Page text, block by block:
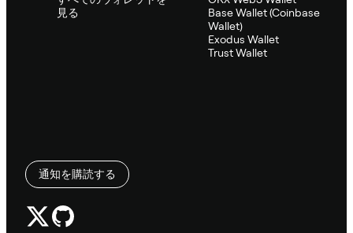
見る
Base Wallet (Coinbase
Wallet)
Exodus Wallet
Trust Wallet
通知を購読する